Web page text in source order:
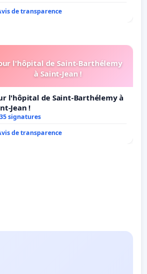
de transparence
l'hôpital de Saint-Barthélemy
à Saint-Jean !
l'hôpital de Saint-Barthélemy à
Jean !
signatures
de transparence